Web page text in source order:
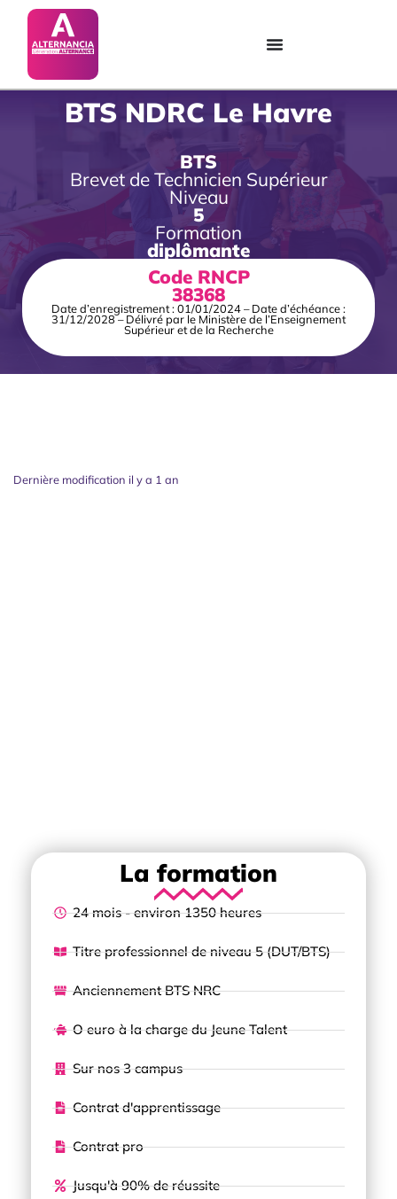
BTS NDRC Le Havre
BTS
Brevet de Technicien Supérieur
Niveau
5
Formation
diplômante
Code RNCP
38368
Date d’enregistrement : 01/01/2024 – Date d’échéance :
31/12/2028 – Délivré par le Ministère de l’Enseignement
Supérieur et de la Recherche
Dernière modification il y a 1 an
La formation
24 mois - environ 1350 heures
Titre professionnel de niveau 5 (DUT/BTS)
Anciennement BTS NRC
O euro à la charge du Jeune Talent
Sur nos 3 campus
Contrat d'apprentissage
Contrat pro
Jusqu'à 90% de réussite